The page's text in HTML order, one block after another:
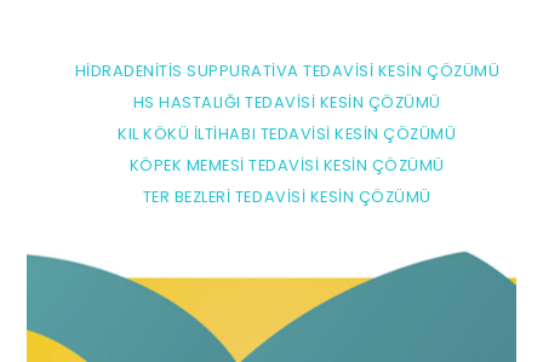
HIDRADENITIS SUPPURATIVA TEDAVISI KESIN ÇÖZÜMÜ
HS HASTALIĞI TEDAVISI KESIN ÇÖZÜMÜ
KIL KÖKÜ İLTIHABI TEDAVISI KESIN ÇÖZÜMÜ
KÖPEK MEMESI TEDAVISI KESIN ÇÖZÜMÜ
TER BEZLERI TEDAVISI KESIN ÇÖZÜMÜ